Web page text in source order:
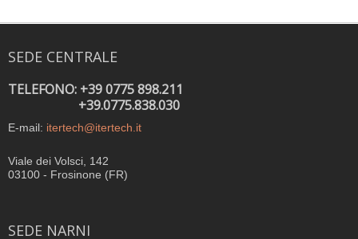
SEDE CENTRALE
TELEFONO: +39 0775 898.211
+39.0775.838.030
E-mail: itertech@itertech.it
Viale dei Volsci, 142
03100 - Frosinone (FR)
SEDE NARNI